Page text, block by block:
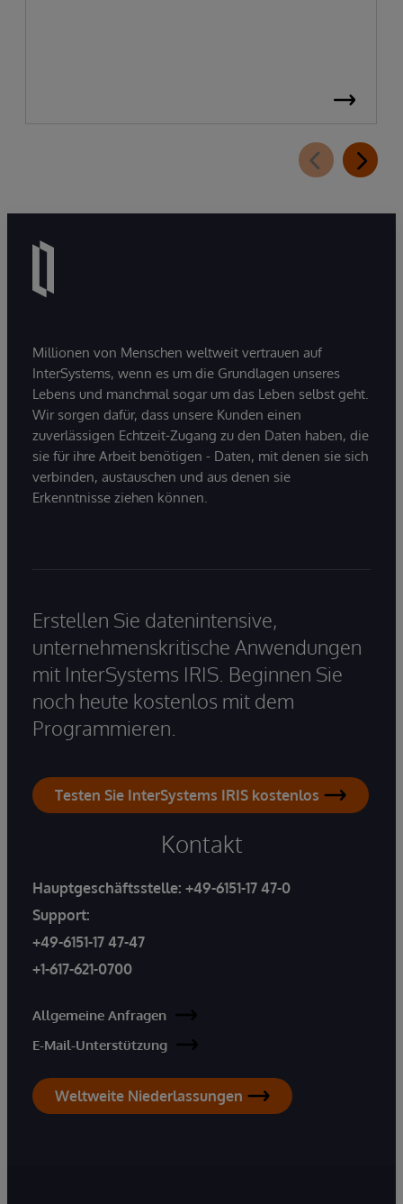
Millionen von Menschen weltweit vertrauen auf
InterSystems, wenn es um die Grundlagen unseres
Lebens und manchmal sogar um das Leben selbst geht.
Wir sorgen dafür, dass unsere Kunden einen
zuverlässigen Echtzeit-Zugang zu den Daten haben, die
sie für ihre Arbeit benötigen - Daten, mit denen sie sich
verbinden, austauschen und aus denen sie
Erkenntnisse ziehen können.
Erstellen Sie datenintensive,
unternehmenskritische Anwendungen
mit InterSystems IRIS. Beginnen Sie
noch heute kostenlos mit dem
Programmieren.
Testen Sie InterSystems IRIS kostenlos
Kontakt
Hauptgeschäftsstelle: +49-6151-17 47-0
Support:
+49-6151-17 47-47
+1-617-621-0700
Allgemeine Anfragen
E-Mail-Unterstützung
Weltweite Niederlassungen